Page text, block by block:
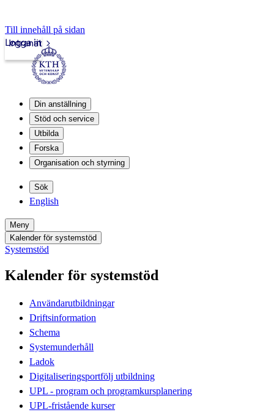
Till innehåll på sidan
Intranät
Logga in
Din anställning
Stöd och service
Utbilda
Forska
Organisation och styrning
Sök
English
Meny
Kalender för systemstöd
Systemstöd
Kalender för systemstöd
Användarutbildningar
Driftsinformation
Schema
Systemunderhåll
Ladok
Digitaliseringsportfölj utbildning
UPL - program och programkursplanering
UPL-fristående kurser